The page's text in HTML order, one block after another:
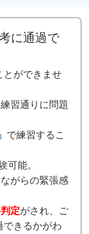
に通過で
とができませ
習通りに問題
で練習するこ
可能。
がらの緊張感
定がされ、ご
できるかがわ